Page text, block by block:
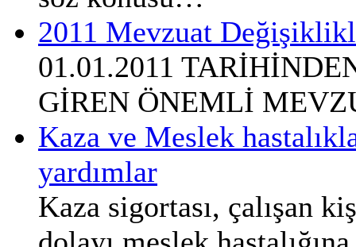
2011 Mevzuat
01.01.2011
GİREN ÖNEMLİ
Kaza ve Meslek
yardımlar
Kaza sigortası, çalışan